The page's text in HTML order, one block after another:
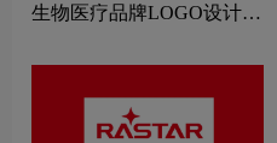
生物医疗品牌LOGO设计理